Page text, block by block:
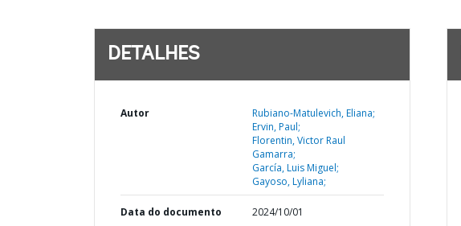
DETALHES
Autor
Rubiano-Matulevich, Eliana;
Ervin, Paul;
Florentin, Victor Raul
Gamarra;
García, Luis Miguel;
Gayoso, Lyliana;
Data do documento 2024/10/01